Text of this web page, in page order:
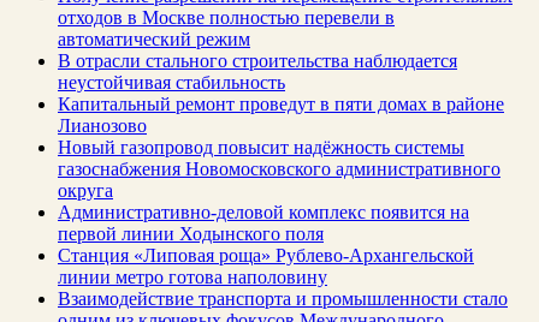
отходов в Москве полностью перевели в
автоматический режим
В отрасли стального строительства наблюдается
неустойчивая стабильность
Капитальный ремонт проведут в пяти домах в районе
Лианозово
Новый газопровод повысит надёжность системы
газоснабжения Новомосковского административного
округа
Административно-деловой комплекс появится на
первой линии Ходынского поля
Станция «Липовая роща» Рублево-Архангельской
линии метро готова наполовину
Взаимодействие транспорта и промышленности стало